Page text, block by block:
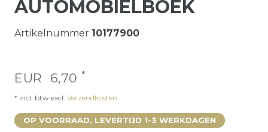
AUTOMOBIELBOEK
Artikelnummer 10177900
EUR 6,70 *
* incl. btw excl. Verzendkosten
OP VOORRAAD, LEVERTIJD 1-3 WERKDAGEN